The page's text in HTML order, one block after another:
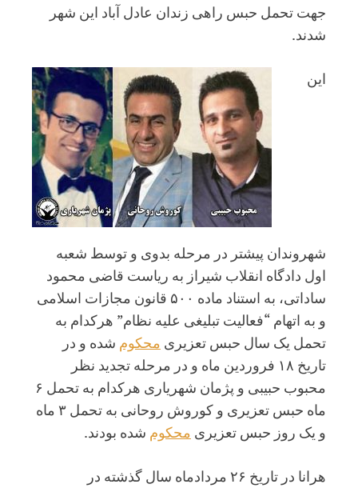
جهت تحمل حبس راهی زندان عادل آباد این شهر
شدند.
این
شهروندان پیشتر در مرحله بدوی و توسط شعبه
اول دادگاه انقلاب شیراز به ریاست قاضی محمود
ساداتی، به استناد ماده ۵۰۰ قانون مجازات اسلامی
و به اتهام “فعالیت تبلیغی علیه نظام” هرکدام به
تحمل یک سال حبس تعزیری محکوم شده و در
تاریخ ۱۸ فروردین ماه و در مرحله تجدید نظر
محبوب حبیبی و پژمان شهریاری هرکدام به تحمل ۶
ماه حبس تعزیری و کوروش روحانی به تحمل ۳ ماه
و یک روز حبس تعزیری محکوم شده بودند.
هرانا در تاریخ ۲۶ مردادماه سال گذشته در